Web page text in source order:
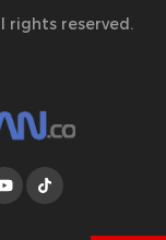
rights reserved.